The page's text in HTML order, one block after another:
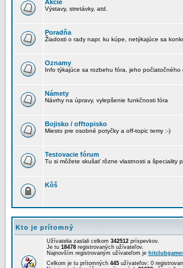
Akcie
Výstavy, stretávky, atd.
Poradňa
Žiadosti o rady napr. ku kúpe, netýkajúce sa
Oznamy
Info týkajúce sa rozbehu fóra, jeho
Námety
Návrhy na úpravy, vylepšenie funkčnosti fóra
Bojisko / offtopisko
Miesto pre osobné potyčky a off-topic temy :-)
Testovacie fórum
Tu si môžete skušať rôzne vlastnosti a špeciality
Kôš
Kto je prítomný
Užívatelia zaslali celkom 342512 príspevkov.
Je tu 18478 registrovaných užívateľov.
Najnovším registrovaným užívateľom je
Celkom je tu prítomných 445 užívateľov: 0